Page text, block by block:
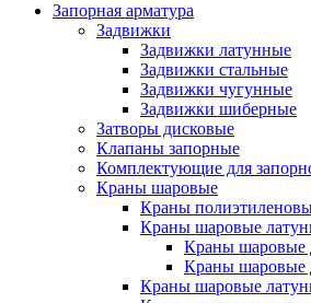
Запорная арматура
Задвижки
Задвижки латунные
Задвижки стальные
Задвижки чугунные
Задвижки шиберные
Затворы дисковые
Клапаны запорные
Комплектующие для
Краны шаровые
Краны
Краны шаровые
Краны шаровые
Краны шаровые
Краны шаровые